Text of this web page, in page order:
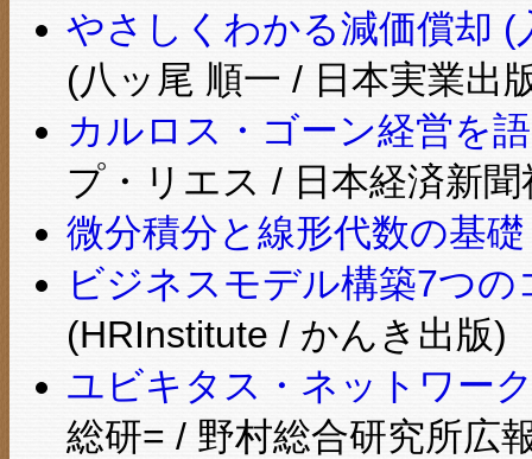
やさしくわかる減価償却
(八ッ尾 順一 / 日本実業出
カルロス・ゴーン経営を
プ・リエス / 日本経済新聞
微分積分と線形代数の基礎
ビジネスモデル構築7つ
(HRInstitute / かんき出版)
ユビキタス・ネットワー
総研= / 野村総合研究所広